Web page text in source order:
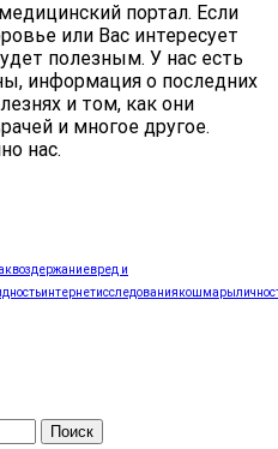
портал. Если
или Вас интересует
полезным. У нас есть
информация о последних
и том, как они
и многое другое.
нас.
воздержаниевред и
интернетисследованиякошмары